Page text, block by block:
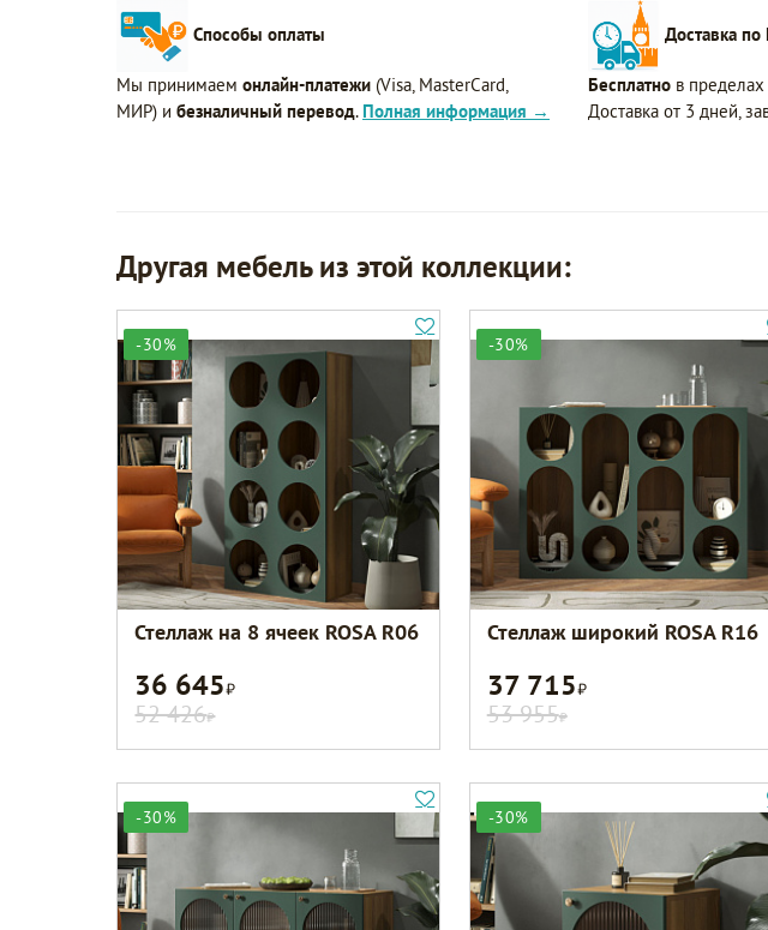
Способы оплаты
Мы принимаем онлайн-платежи (Visa, MasterCard,
МИР) и безналичный перевод. Полная информация →
Доставка
Бесплатно в
Доставка от 3 дней,
Другая мебель из этой коллекции:
-30%
Стеллаж на 8 ячеек ROSA R06
36 645Р
52 426Р
-30%
Стеллаж широкий ROSA R16
37 715Р
53 955Р
-30% -30%